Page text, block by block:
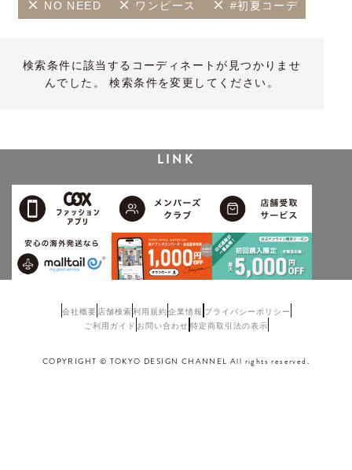
NO NEED ワンピース #初夏コーデ
検索条件に該当するコーディネートが見つかりませ
んでした。 検索条件を変更してください。
LINK
会社概要 店舗検索利用規約企業情報 プライバシーポリシー
ご利用ガイド お問い合わせ 特定商取引法の表示
COPYRIGHT © TOKYO DESIGN CHANNEL All rights reserved.